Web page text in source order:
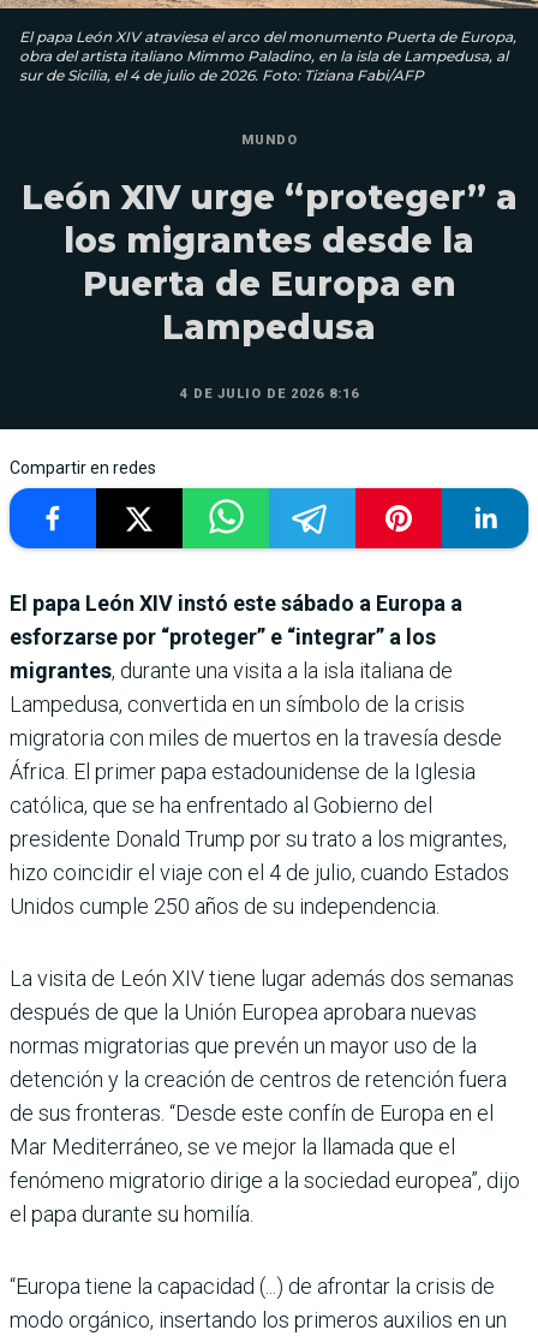
El papa León XIV atraviesa el arco del monumento Puerta de Europa,
obra del artista italiano Mimmo Paladino, en la isla de Lampedusa, al
sur de Sicilia, el 4 de julio de 2026. Foto: Tiziana Fabi/AFP
MUNDO
León XIV urge “proteger” a
los migrantes desde la
Puerta de Europa en
Lampedusa
4 DE JULIO DE 2026 8:16
Compartir en redes
El papa León XIV instó este sábado a Europa a
esforzarse por “proteger” e “integrar” a los
migrantes, durante una visita a la isla italiana de
Lampedusa, convertida en un símbolo de la crisis
migratoria con miles de muertos en la travesía desde
África. El primer papa estadounidense de la Iglesia
católica, que se ha enfrentado al Gobierno del
presidente Donald Trump por su trato a los migrantes,
hizo coincidir el viaje con el 4 de julio, cuando Estados
Unidos cumple 250 años de su independencia.
La visita de León XIV tiene lugar además dos semanas
después de que la Unión Europea aprobara nuevas
normas migratorias que prevén un mayor uso de la
detención y la creación de centros de retención fuera
de sus fronteras. “Desde este confín de Europa en el
Mar Mediterráneo, se ve mejor la llamada que el
fenómeno migratorio dirige a la sociedad europea”, dijo
el papa durante su homilía.
“Europa tiene la capacidad (...) de afrontar la crisis de
modo orgánico, insertando los primeros auxilios en un